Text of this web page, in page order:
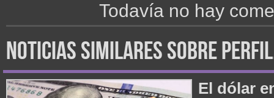
Todavía no hay
noticias similares sobre
El dólar